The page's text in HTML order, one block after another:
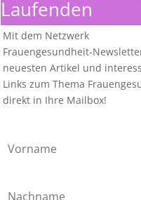
Laufenden
Mit dem Netzwerk
Frauengesundheit-
neuesten Artikel und
Links zum Thema
direkt in Ihre Mailbox!